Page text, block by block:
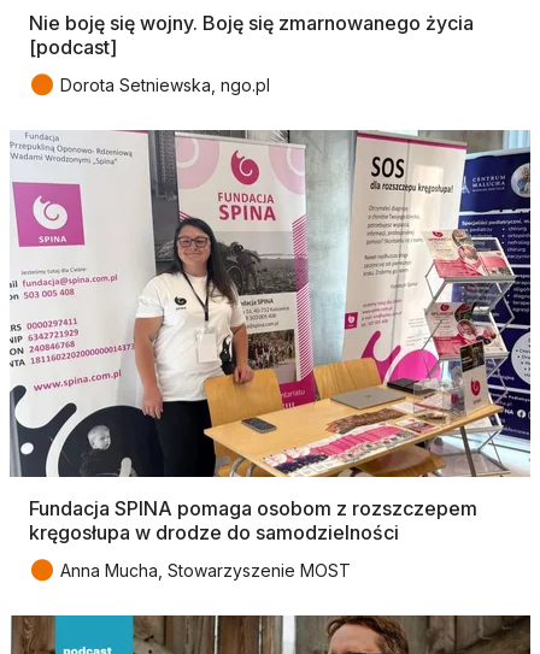
Nie boję się wojny. Boję się zmarnowanego życia
[podcast]
● Dorota Setniewska, ngo.pl
Fundacja SPINA pomaga osobom z rozszczepem
kręgosłupa w drodze do samodzielności
● Anna Mucha, Stowarzyszenie MOST